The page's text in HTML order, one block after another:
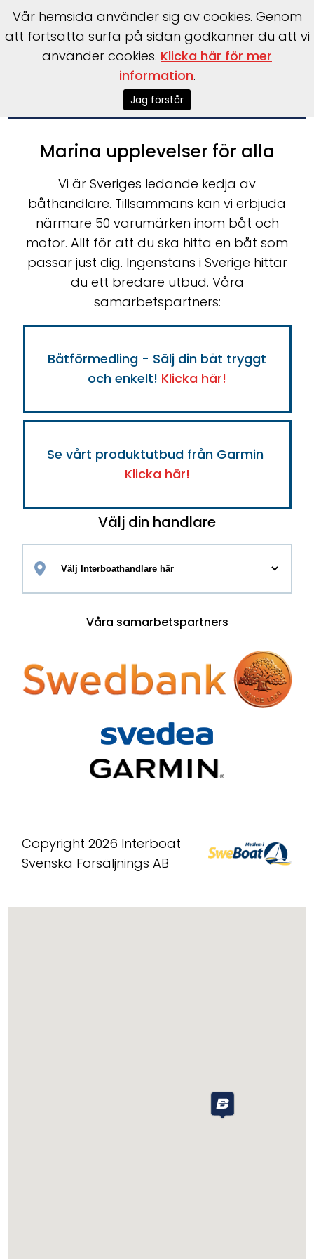
Tel: 070-698 27 27|info@interboat.se
Marina upplevelser för alla
Vi är Sveriges ledande kedja av
båthandlare. Tillsammans kan vi erbjuda
närmare 50 varumärken inom båt och
motor. Allt för att du ska hitta en båt som
passar just dig. Ingenstans i Sverige hittar
du ett bredare utbud. Våra
samarbetspartners:
Båtförmedling - Sälj din båt tryggt
och enkelt! Klicka här!
Se vårt produktutbud från Garmin
Klicka här!
Välj din handlare
Våra samarbetspartners
Copyright 2026 Interboat
Svenska Försäljnings AB
Vår hemsida använder sig av cookies. Genom
att fortsätta surfa på sidan godkänner du att vi
använder cookies. Klicka här för mer
information.
Jag förstår